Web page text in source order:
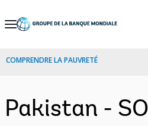
Skip
Navigation
COMPRENDRE LA PAUVRETÉ
Pakistan -